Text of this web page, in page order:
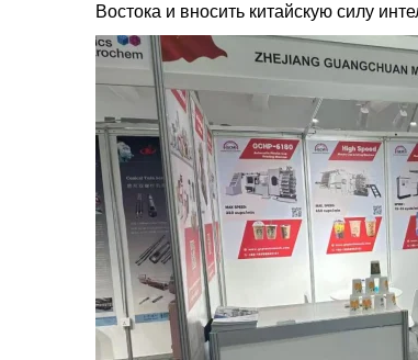
Востока и вносить китайскую силу